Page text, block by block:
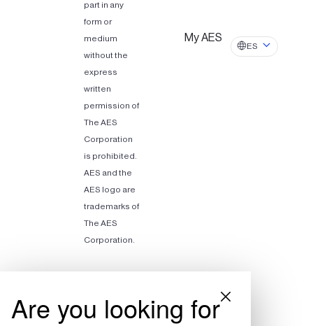
part in any
form or
medium
without the
express
written
permission of
The AES
Corporation
is prohibited.
AES and the
AES logo are
trademarks of
The AES
Corporation.
My AES
ES
Are you looking for